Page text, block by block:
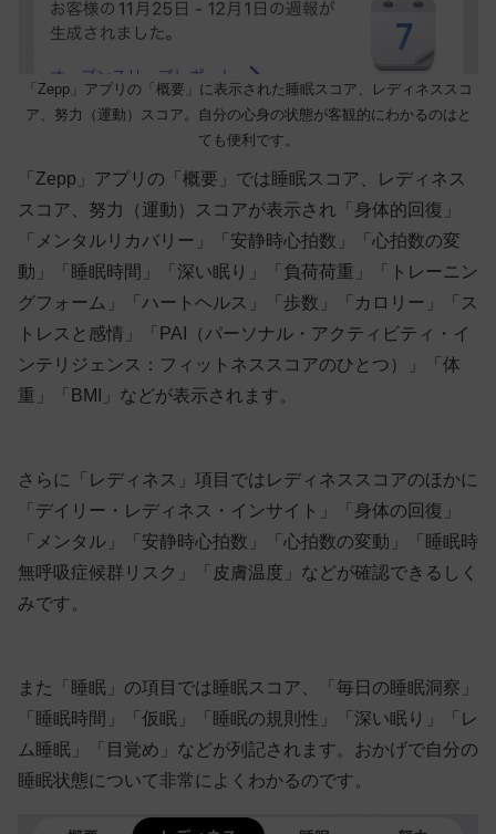
「Zepp」アプリの「概要」に表示された睡眠スコア、レディネススコ
ア、努力（運動）スコア。自分の心身の状態が客観的にわかるのはと
ても便利です。
「Zepp」アプリの「概要」では睡眠スコア、レディネス
スコア、努力（運動）スコアが表示され「身体的回復」
「メンタルリカバリー」「安静時心拍数」「心拍数の変
動」「睡眠時間」「深い眠り」「負荷荷重」「トレーニン
グフォーム」「ハートヘルス」「歩数」「カロリー」「ス
トレスと感情」「PAI（パーソナル・アクティビティ・イ
ンテリジェンス：フィットネススコアのひとつ）」「体
重」「BMI」などが表示されます。
さらに「レディネス」項目ではレディネススコアのほかに
「デイリー・レディネス・インサイト」「身体の回復」
「メンタル」「安静時心拍数」「心拍数の変動」「睡眠時
無呼吸症候群リスク」「皮膚温度」などが確認できるしく
みです。
また「睡眠」の項目では睡眠スコア、「毎日の睡眠洞察」
「睡眠時間」「仮眠」「睡眠の規則性」「深い眠り」「レ
ム睡眠」「目覚め」などが列記されます。おかげで自分の
睡眠状態について非常によくわかるのです。